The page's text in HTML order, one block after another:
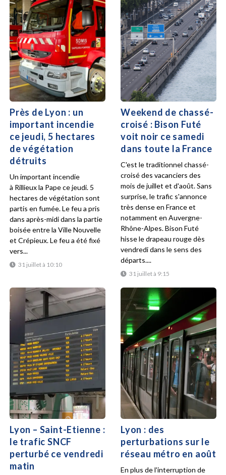
Près de Lyon : un
important incendie
ce jeudi, 5 hectares
de végétation
détruits
31 juillet à 10:10
Un important incendie
à Rillieux la Pape ce jeudi. 5
hectares de végétation sont
partis en fumée. Le feu a pris
dans après-midi dans la partie
boisée entre la Ville Nouvelle
et Crépieux. Le feu a été fixé
vers...
Weekend de chassé-
croisé : Bison Futé
voit noir ce samedi
dans toute la France
31 juillet à 9:15
C'est le traditionnel chassé-
croisé des vacanciers des
mois de juillet et d'août. Sans
surprise, le trafic s'annonce
très dense en France et
notamment en Auvergne-
Rhône-Alpes. Bison Futé
hisse le drapeau rouge dès
vendredi dans le sens des
départs....
Lyon – Saint-Etienne :
le trafic SNCF
perturbé ce vendredi
matin
Lyon : des
perturbations sur le
réseau métro en août
En plus de l'interruption de